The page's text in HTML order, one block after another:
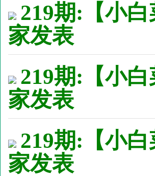
219期:【小
家发表
219期:【小
家发表
219期:【小
家发表